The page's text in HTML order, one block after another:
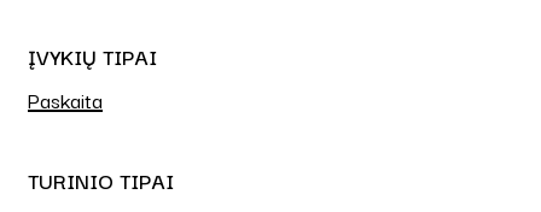
ĮVYKIŲ TIPAI
Paskaita
TURINIO TIPAI